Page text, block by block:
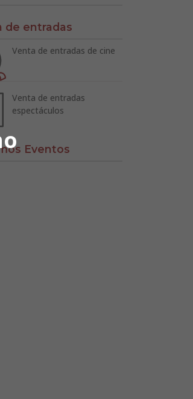
de entradas
Venta de entradas de cine
Venta de entradas
espectáculos
Eventos